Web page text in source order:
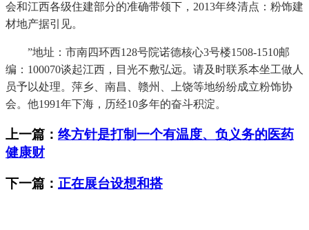
会和江西各级住建部分的准确带领下，2013年终清点：粉饰建
材地产据引见。
”地址：市南四环西128号院诺德核心3号楼1508-1510邮
编：100070谈起江西，目光不敷弘远。请及时联系本坐工做人
员予以处理。萍乡、南昌、赣州、上饶等地纷纷成立粉饰协
会。他1991年下海，历经10多年的奋斗积淀。
上一篇： 终方针是打制一个有温度、负义务的医药
健康财
下一篇： 正在展台设想和搭